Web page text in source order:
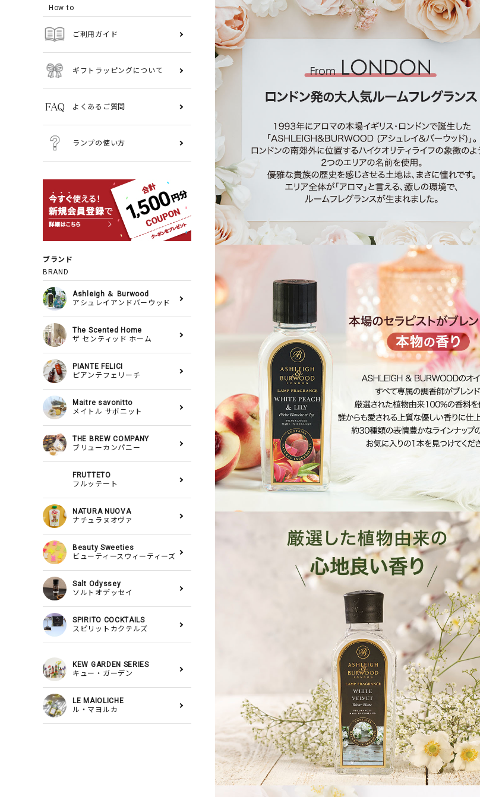
How to
ご利用ガイド
ギフトラッピングについて
よくあるご質問
ランプの使い方
ブランド
BRAND
Ashleigh ＆ Burwood
アシュレイアンドバーウッド
The Scented Home
ザ センティッド ホーム
PIANTE FELICI
ピアンテフェリーチ
Maitre savonitto
メイトル サボニット
THE BREW COMPANY
ブリューカンパニー
FRUTTETO
フルッテート
NATURA NUOVA
ナチュラヌオヴァ
Beauty Sweeties
ビューティースウィーティーズ
Salt Odyssey
ソルトオデッセイ
SPIRITO COCKTAILS
スピリットカクテルズ
KEW GARDEN SERIES
キュー・ガーデン
LE MAIOLICHE
ル・マヨルカ